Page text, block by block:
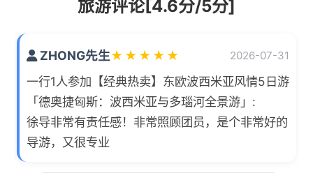
旅游评论[4.6分/5分]
ZHONG先生★ ★ ★ ★ ★ 2026-07-31
一行1人参加【经典热卖】东欧波西米亚风情5日游
「德奥捷匈斯：波西米亚与多瑙河全景游」:
徐导非常有责任感！非常照顾团员，是个非常好的
导游，又很专业